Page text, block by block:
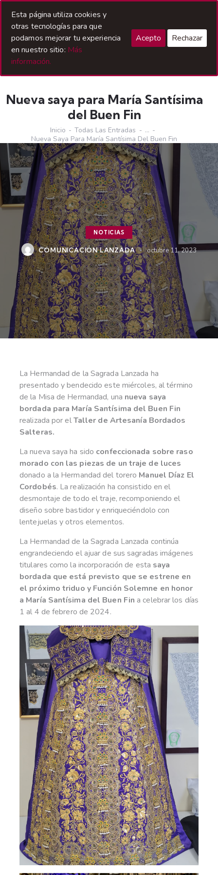
Nueva saya para María Santísima
del Buen Fin
Inicio Todas Las Entradas
...
Nueva Saya Para María Santísima Del Buen Fin
NOTICIAS
COMUNICACIÓN LANZADA octubre 11, 2023
La Hermandad de la Sagrada Lanzada ha
presentado y bendecido este miércoles, al término
de la Misa de Hermandad, una nueva saya
bordada para María Santísima del Buen Fin
realizada por elTaller de Artesanía Bordados
Salteras.
La nueva saya ha sido confeccionada sobre raso
morado con las piezas de un traje de luces
donado a la Hermandad del torero Manuel Díaz El
Cordobés. La realización ha consistido en el
desmontaje de todo el traje, recomponiendo el
diseño sobre bastidor y enriqueciéndolo con
lentejuelas y otros elementos.
La Hermandad de la Sagrada Lanzada continúa
engrandeciendo el ajuar de sus sagradas imágenes
titulares como la incorporación de esta saya
bordada que está previsto que se estrene en
el próximo triduo y Función Solemne en honor
a María Santísima del Buen Fin a celebrar los días
1 al 4 de febrero de 2024.
Esta página utiliza cookies y
otras tecnologías para que
podamos mejorar tu experiencia
en nuestro sitio: Más
información.
Acepto Rechazar